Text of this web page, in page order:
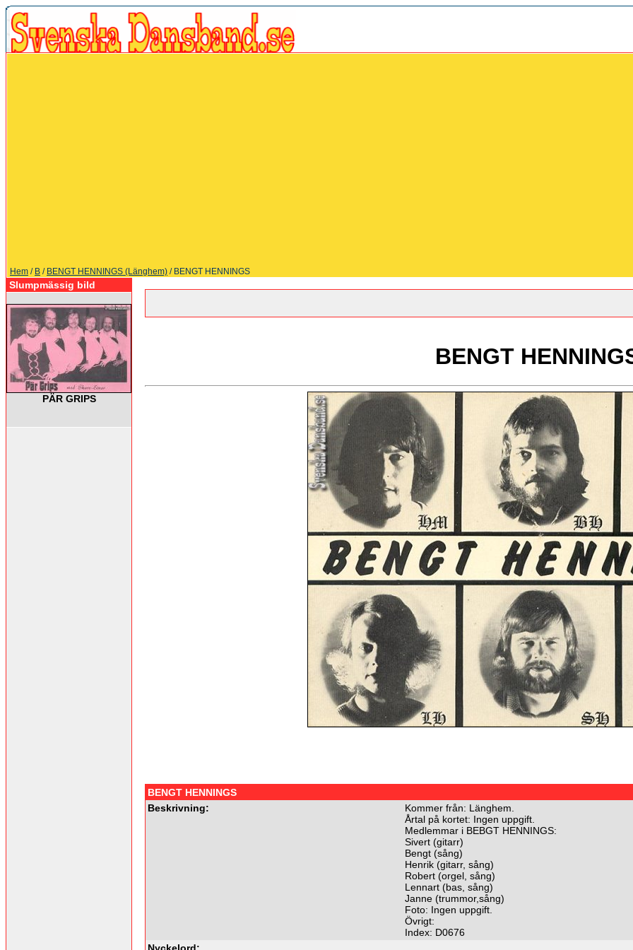
Hem / B / BENGT HENNINGS (Länghem) / BENGT HENNINGS
Slumpmässig bild
PÄR GRIPS
BENGT
BENGT HENNINGS
Beskrivning:
Kommer från: Länghem.
Årtal på kortet: Ingen uppgift.
Medlemmar i BEBGT HENNINGS:
Sivert (gitarr)
Bengt (sång)
Henrik (gitarr, sång)
Robert (orgel, sång)
Lennart (bas, sång)
Janne (trummor,sång)
Foto: Ingen uppgift.
Övrigt:
Index: D0676